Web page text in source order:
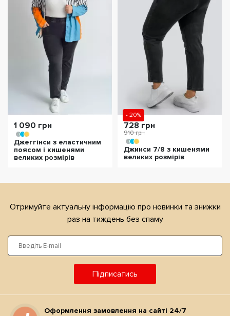
1 090 грн
Джеггінси з еластичним
поясом і кишенями
великих розмірів
- 20%
728 грн
910 грн
Джинси 7/8 з кишенями
великих розмірів
Отримуйте актуальну iнформацiю про новинки та знижки
раз на тиждень без спаму
Підписатись
Оформлення замовлення на сайтi 24/7